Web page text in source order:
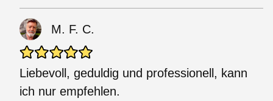
M. F. C.
Liebevoll, geduldig und professionell, kann
ich nur empfehlen.